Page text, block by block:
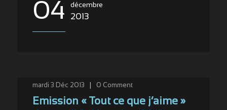
04 décembre
2013
mardi 3 Déc 2013 0 Comment
Emission « Tout ce que j’aime »